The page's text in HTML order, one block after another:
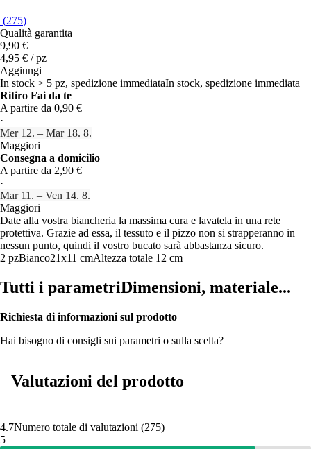
(275)
Qualità garantita
9,90 €
4,95 € / pz
Aggiungi
In stock > 5 pz, spedizione immediataIn stock, spedizione immediata
Ritiro Fai da te
A partire da 0,90 €
·
Mer 12. – Mar 18. 8.
Maggiori
Consegna a domicilio
A partire da 2,90 €
·
Mar 11. – Ven 14. 8.
Maggiori
Date alla vostra biancheria la massima cura e lavatela in una rete
protettiva. Grazie ad essa, il tessuto e il pizzo non si strapperanno in
nessun punto, quindi il vostro bucato sarà abbastanza sicuro.
2 pzBianco21x11 cmAltezza totale 12 cm
Tutti i parametriDimensioni, materiale...
Richiesta di informazioni sul prodotto
Hai bisogno di consigli sui parametri o sulla scelta?
Valutazioni del prodotto
4.7Numero totale di valutazioni (275)
5